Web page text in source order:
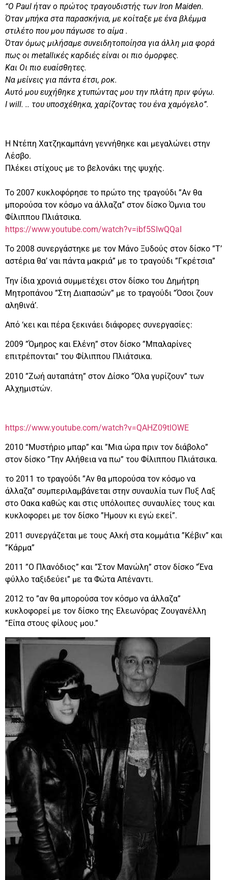
“Ο Paul ήταν ο πρώτος τραγουδιστής των Iron Maiden.
Όταν μπήκα στα παρασκήνια, με κοίταξε με ένα βλέμμα
στιλέτο που μου πάγωσε το αίμα .
Όταν όμως μιλήσαμε συνειδητοποίησα για άλλη μια φορά
πως οι metallικές καρδιές είναι οι πιο όμορφες.
Και Οι πιο ευαίσθητες.
Να μείνεις για πάντα έτσι, ροκ.
Αυτό μου ευχήθηκε χτυπώντας μου την πλάτη πριν φύγω.
I will. .. του υποσχέθηκα, χαρίζοντας του ένα χαμόγελο”.
Η Ντέπη Χατζηκαμπάνη γεννήθηκε και μεγαλώνει στην
Λέσβο.
Πλέκει στίχους με το βελονάκι της ψυχής.
Το 2007 κυκλοφόρησε το πρώτο της τραγούδι ”Αν θα
μπορούσα τον κόσμο να άλλαζα” στον δίσκο Όμνια του
Φίλιππου Πλιάτσικα.
https://www.youtube.com/watch?v=ibf5SIwQQaI
Το 2008 συνεργάστηκε με τον Μάνο Ξυδούς στον δίσκο ”Τ’
αστέρια θα’ ναι πάντα μακριά” με το τραγούδι ”Γκρέτσια”
Την ίδια χρονιά συμμετέχει στον δίσκο του Δημήτρη
Μητροπάνου ”Στη Διαπασών” με το τραγούδι ”Όσοι ζουν
αληθινά’.
Από ‘κει και πέρα ξεκινάει διάφορες συνεργασίες:
2009 ”Όμηρος και Ελένη” στον δίσκο ”Μπαλαρίνες
επιτρέπονται” του Φίλιππου Πλιάτσικα.
2010 ”Ζωή αυταπάτη” στον Δίσκο ”Όλα γυρίζουν” των
Αλχημιστών.
https://www.youtube.com/watch?v=QAHZ09tlOWE
2010 “Μυστήριο μπαρ” και ”Μια ώρα πριν τον διάβολο”
στον δίσκο ”Την Αλήθεια να πω” του Φίλιππου Πλιάτσικα.
το 2011 το τραγούδι ”Αν θα μπορούσα τον κόσμο να
άλλαζα” συμπεριλαμβάνεται στην συναυλία των Πυξ Λαξ
στο Οακα καθώς και στις υπόλοιπες συναυλίες τους και
κυκλοφορει με τον δίσκο ”Ημουν κι εγώ εκεί”.
2011 συνεργάζεται με τους Αλκή στα κομμάτια ”Κέβιν” και
”Κάρμα”
2011 ”Ο Πλανόδιος” και ”Στον Μανώλη” στον δίσκο ”Ένα
φύλλο ταξιδεύει” με τα Φώτα Απέναντι.
2012 το ”αν θα μπορούσα τον κόσμο να άλλαζα”
κυκλοφορεί με τον δίσκο της Ελεωνόρας Ζουγανέλλη
”Είπα στους φίλους μου.”